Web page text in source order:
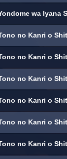
wa Iyana
no Kanri o
no Kanri o
no Kanri o
no Kanri o
no Kanri o
no Kanri o